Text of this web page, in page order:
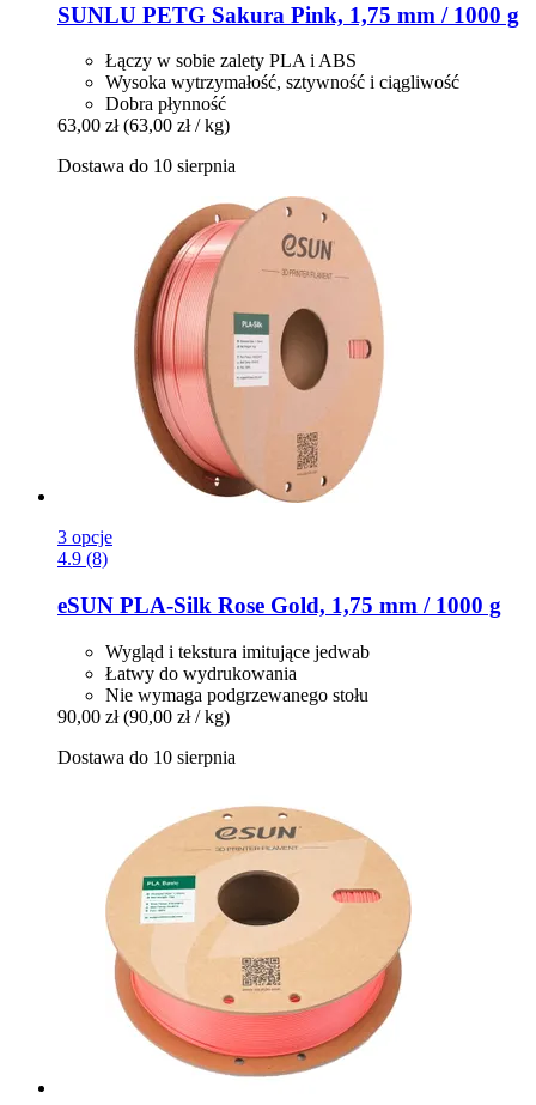
SUNLU PETG Sakura Pink, 1,75 mm / 1000 g
Łączy w sobie zalety PLA i ABS
Wysoka wytrzymałość, sztywność i ciągliwość
Dobra płynność
63,00 zł (63,00 zł / kg)
Dostawa do 10 sierpnia
3 opcje
4.9 (8)
eSUN PLA-​Silk Rose Gold, 1,75 mm / 1000 g
Wygląd i tekstura imitujące jedwab
Łatwy do wydrukowania
Nie wymaga podgrzewanego stołu
90,00 zł (90,00 zł / kg)
Dostawa do 10 sierpnia